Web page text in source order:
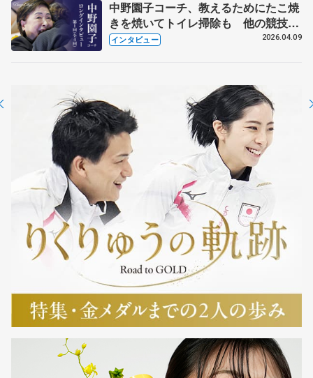
中野園子コーチ、教えるためにたこ焼
きを焼いてトイレ掃除も 他の競技に
も通用するという坂本花織の筋肉
インタビュー 2026.04.09